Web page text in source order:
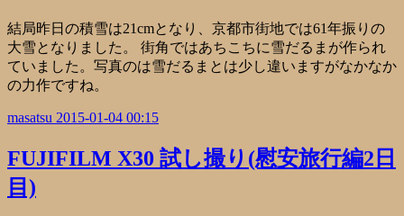
結局昨日の積雪は21cmとなり、京都市街地では61年振りの
大雪となりました。 街角ではあちこちに雪だるまが作られ
ていました。写真のは雪だるまとは少し違いますがなかなか
の力作ですね。
masatsu 2015-01-04 00:15
FUJIFILM X30 試し撮り(慰安旅行編2日
目)